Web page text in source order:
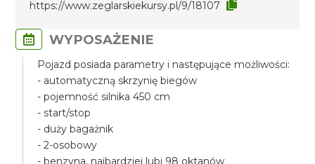
https://www.zeglarskiekursy.pl/9/18107
WYPOSAŻENIE
Pojazd posiada parametry i następujące możliwości:
- automatyczną skrzynię biegów
- pojemność silnika 450 cm
- start/stop
- duży bagażnik
- 2-osobowy
- benzyna, najbardziej lubi 98 oktanów